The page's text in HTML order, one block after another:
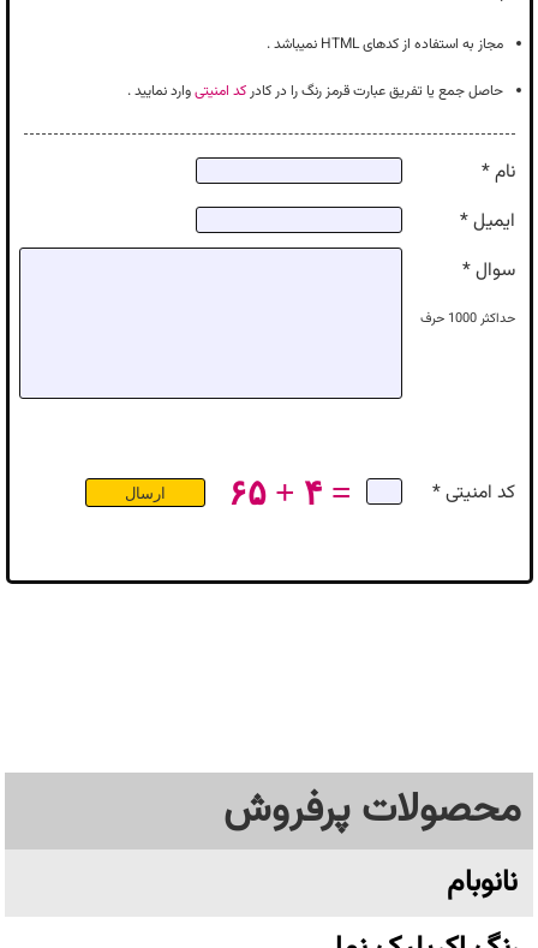
مجاز به استفاده از کدهای HTML نمیباشد .
حاصل جمع یا تفریق عبارت قرمز رنگ را در کادرکد امنیتیوارد نمایید .
نام *
ایمیل *
سوال *
حداکثر1000 حرف
کد امنیتی * ۶۵ + ۴ =
محصولات پرفروش
نانوبام